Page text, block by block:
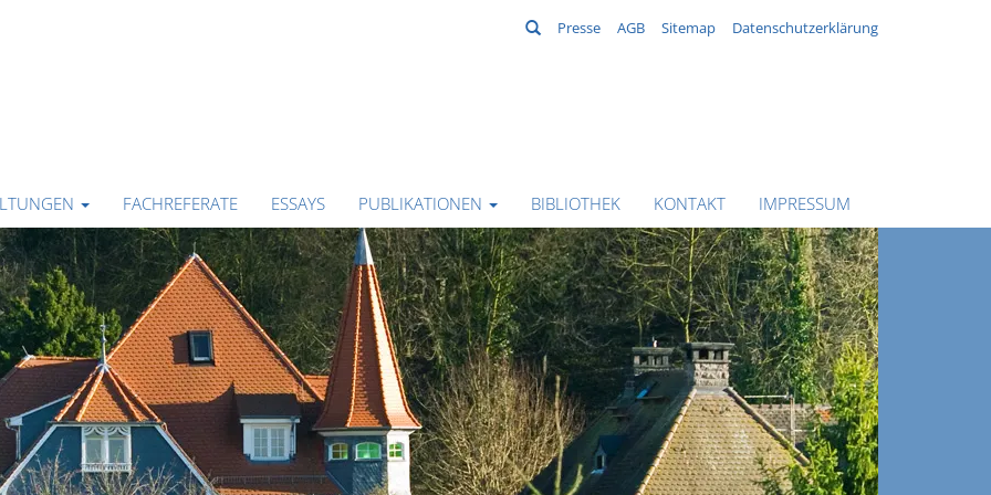
Suchen
Presse AGB Sitemap Datenschutzerklärung
FACHREFERATE ESSAYS PUBLIKATIONEN BIBLIOTHEK KONTAKT IMPRESSUM